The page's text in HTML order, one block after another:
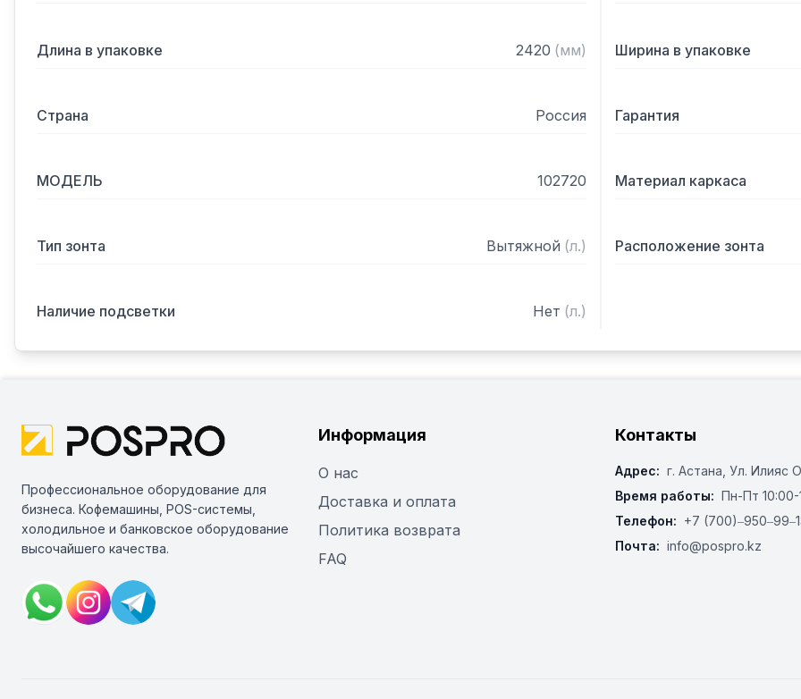
Длина в упаковке 2420 (мм) Ширина в упаковке
Страна Россия Гарантия
МОДЕЛЬ 102720 Материал каркаса
Тип зонта Вытяжной (л.) Расположение зонта
Наличие подсветки Нет (л.)
Профессиональное оборудование для
бизнеса. Кофемашины, POS-системы,
холодильное и банковское оборудование
высочайшего качества.
Информация
О нас
Доставка и оплата
Политика возврата
FAQ
Контакты
Адрес: г. Астана, ​Ул. Илияс
Время работы: Пн-Пт 10:00-
Телефон: +7
Почта: info@pospro.kz